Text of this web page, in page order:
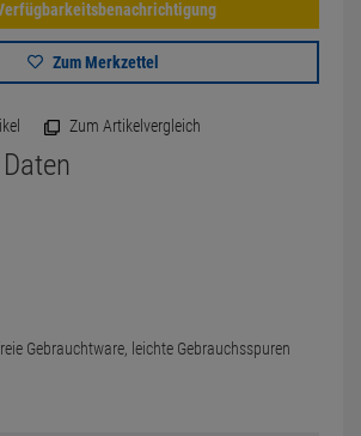
Zum Merkzettel
Zum Artikelvergleich
Gebrauchtware, leichte Gebrauchsspuren